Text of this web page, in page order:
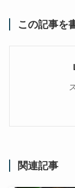
この記事を
関連記事